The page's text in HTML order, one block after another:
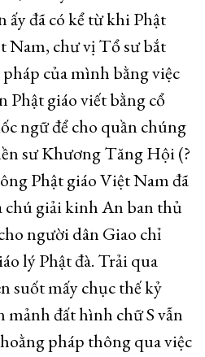
đã có kể từ khi Phật
Nam, chư vị Tổ sư bắt
của mình bằng việc
Phật giáo viết bằng cổ
ngữ để cho quần chúng
sư Khương Tăng Hội (?
Phật giáo Việt Nam đã
chú giải kinh An ban thủ
người dân Giao chỉ
lý Phật đà. Trải qua
suốt mấy chục thế kỷ
mảnh đất hình chữ S vẫn
pháp thông qua việc